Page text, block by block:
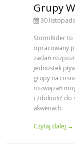
Grupy
30
StormRider
opracowany
zadań
jednostek
grupy na
rozwiązań
i zdolność do
akwenach.
Czytaj dalej →